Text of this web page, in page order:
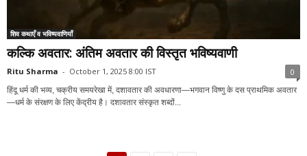
शिव कथाएँ व भविष्यवाणियाँ
कल्कि अवतार: अंतिम अवतार की विस्तृत भविष्यवाणी
Ritu Sharma - October 1, 2025 8:00 IST 0
हिंदू धर्म की भव्य, चक्रीय समयरेखा में, दशावतार की अवधारणा—भगवान विष्णु के दस प्राथमिक अवतार
—धर्म के संरक्षण के लिए केंद्रीय है। दशावतार संस्कृत शब्दों...